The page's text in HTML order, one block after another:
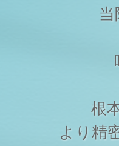
根
より精